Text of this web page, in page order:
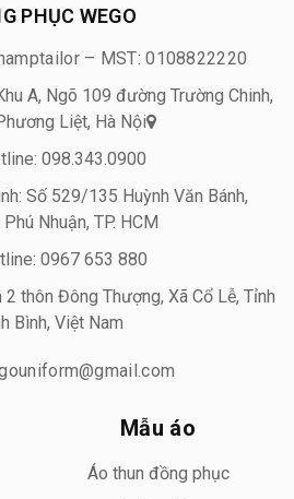
PHỤC WEGO
– MST: 0108822220
A, Ngõ 109 đường Trường Chinh,
Liệt, Hà Nội
098.343.0900
Số 529/135 Huỳnh Văn Bánh,
Nhuận, TP. HCM
0967 653 880
2 thôn Đông Thượng, Xã Cổ Lễ, Tỉnh
Bình, Việt Nam
Mẫu áo
Áo thun đồng phục